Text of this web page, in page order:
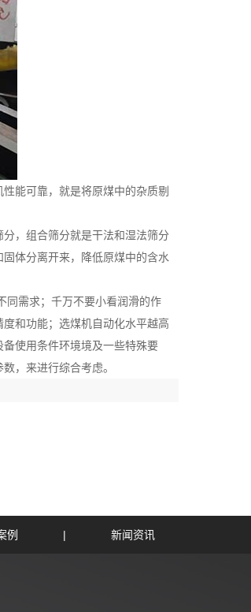
能可靠，就是将原煤中的杂质剔
，组合筛分就是干法和湿法筛分
体分离开来，降低原煤中的含水
同需求；千万不要小看润滑的作
和功能；选煤机自动化水平越高
使用条件环境境及一些特殊要
，来进行综合考虑。
例 | 新闻资讯